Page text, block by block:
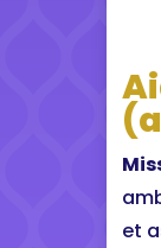
et